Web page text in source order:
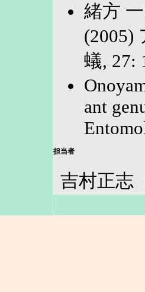
緒方
(2005)
蟻, 27:
ant
担当者
吉村正志